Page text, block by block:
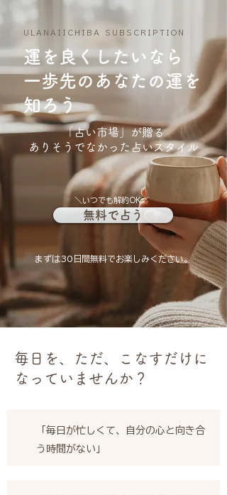
ULANAIICHIBA SUBSCRIPTION
運を良くしたいなら
​一歩先のあなたの運を
知ろう
​「占い市場」が贈る
ありそうでなかった占いスタイル
＼いつでも解約OK／
無料で占う
まずは30日間無料でお楽しみください。
毎日を、ただ、こなすだけに
なっていませんか？
「毎日が忙しくて、自分の心と向き合
う時間がない」